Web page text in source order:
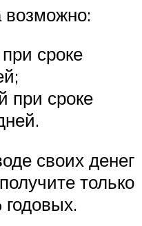
возможно:
сроке
при сроке
своих денег
только